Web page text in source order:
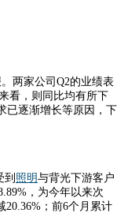
两家公司Q2的业绩表
看，则同比均有所下
已逐渐增长等原因，下
到 照明与背光下游客户
，为今年以来次
20.36%；前6个月累计